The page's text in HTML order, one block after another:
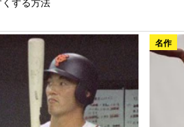
する方法
名作